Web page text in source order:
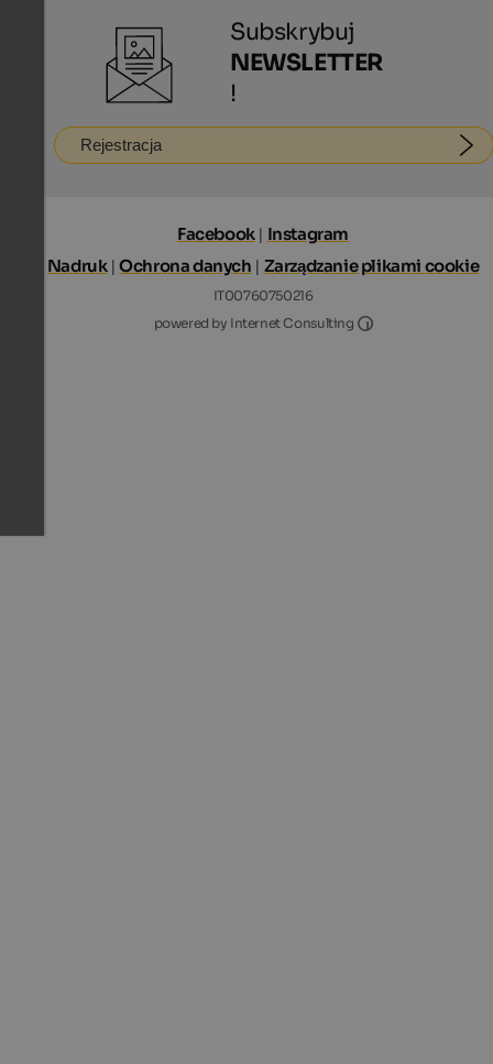
Subskrybuj
NEWSLETTER
!
Rejestracja
Facebook| Instagram
Nadruk|Ochrona danych | Zarządzanie plikami cookie
IT00760750216
powered by Internet Consulting
Internet